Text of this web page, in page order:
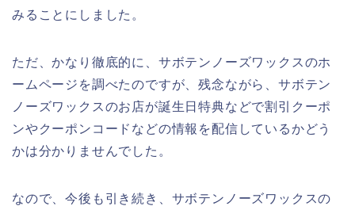
みることにしました。
ただ、かなり徹底的に、サボテンノーズワックスのホ
ームページを調べたのですが、残念ながら、サボテン
ノーズワックスのお店が誕生日特典などで割引クーポ
ンやクーポンコードなどの情報を配信しているかどう
かは分かりませんでした。
なので、今後も引き続き、サボテンノーズワックスの